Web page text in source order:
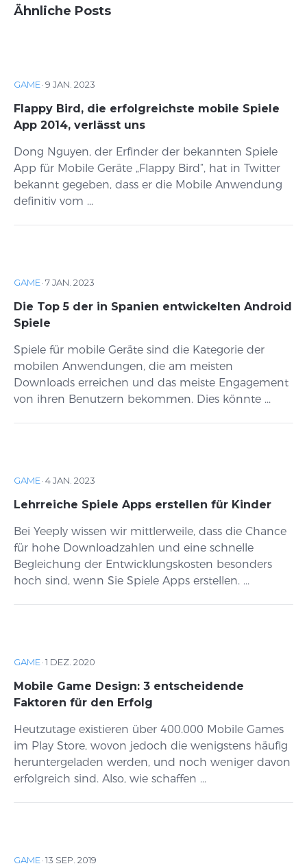
Ähnliche Posts
GAME·9 JAN. 2023
Flappy Bird, die erfolgreichste mobile Spiele
App 2014, verlässt uns
Dong Nguyen, der Erfinder der bekannten Spiele
App für Mobile Geräte „Flappy Bird“, hat in Twitter
bekannt gegeben, dass er die Mobile Anwendung
definitiv vom ...
GAME·7 JAN. 2023
Die Top 5 der in Spanien entwickelten Android
Spiele
Spiele für mobile Geräte sind die Kategorie der
mobilen Anwendungen, die am meisten
Downloads erreichen und das meiste Engagement
von ihren Benutzern bekommen. Dies könnte ...
GAME·4 JAN. 2023
Lehrreiche Spiele Apps erstellen für Kinder
Bei Yeeply wissen wir mittlerweile, dass die Chance
für hohe Downloadzahlen und eine schnelle
Begleichung der Entwicklungskosten besonders
hoch sind, wenn Sie Spiele Apps erstellen. ...
GAME·1 DEZ. 2020
Mobile Game Design: 3 entscheidende
Faktoren für den Erfolg
Heutzutage existieren über 400.000 Mobile Games
im Play Store, wovon jedoch die wenigstens häufig
heruntergeladen werden, und noch weniger davon
erfolgreich sind. Also, wie schaffen ...
GAME·13 SEP. 2019